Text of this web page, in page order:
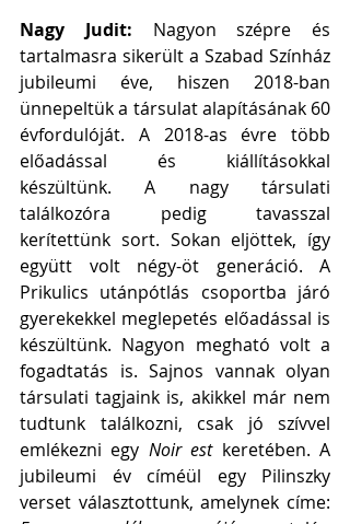
Nagy Judit: Nagyon szépre és
tartalmasra sikerült a Szabad Színház
jubileumi éve, hiszen 2018-ban
ünnepeltük a társulat alapításának 60
évfordulóját. A 2018-as évre több
előadással és kiállításokkal
készültünk. A nagy társulati
találkozóra pedig tavasszal
kerítettünk sort. Sokan eljöttek, így
együtt volt négy-öt generáció. A
Prikulics utánpótlás csoportba járó
gyerekekkel meglepetés előadással is
készültünk. Nagyon megható volt a
fogadtatás is. Sajnos vannak olyan
társulati tagjaink is, akikkel már nem
tudtunk találkozni, csak jó szívvel
emlékezni egy Noir est keretében. A
jubileumi év címéül egy Pilinszky